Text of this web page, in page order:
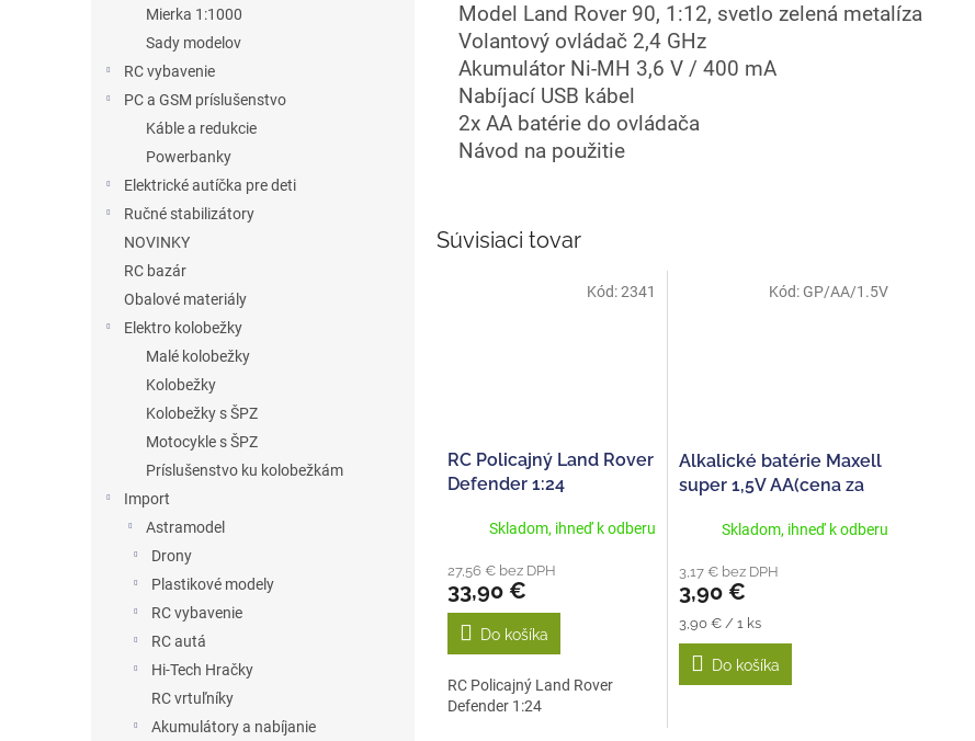
Mierka 1:1000
Sady modelov
RC vybavenie
PC a GSM príslušenstvo
Káble a redukcie
Powerbanky
Elektrické autíčka pre deti
Ručné stabilizátory
NOVINKY
RC bazár
Obalové materiály
Elektro kolobežky
Malé kolobežky
Kolobežky
Kolobežky s ŠPZ
Motocykle s ŠPZ
Príslušenstvo ku kolobežkám
Import
Astramodel
Drony
Plastikové modely
RC vybavenie
RC autá
Hi-Tech Hračky
RC vrtuľníky
Akumulátory a nabíjanie
Model Land Rover 90, 1:12, svetlo zelená metalíza
Volantový ovládač 2,4 GHz
Akumulátor Ni-MH 3,6 V / 400 mA
Nabíjací USB kábel
2x AA batérie do ovládača
Návod na použitie
Súvisiaci tovar
RC Policajný Land Rover
Defender 1:24
Skladom, ihneď k odberu
27,56 € bez DPH
33,90 €
Do košíka
RC Policajný Land Rover
Defender 1:24
Kód:2341
Alkalické batérie Maxell
super 1,5V AA(cena za
Skladom, ihneď k odberu
3,17 € bez DPH
3,90 €
Jednotková
cena:
3,90 € / 1 ks
Do košíka
Kód: GP/AA/1.5V